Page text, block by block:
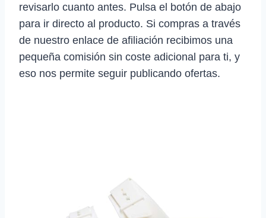
revisarlo cuanto antes. Pulsa el botón de abajo
para ir directo al producto. Si compras a través
de nuestro enlace de afiliación recibimos una
pequeña comisión sin coste adicional para ti, y
eso nos permite seguir publicando ofertas.